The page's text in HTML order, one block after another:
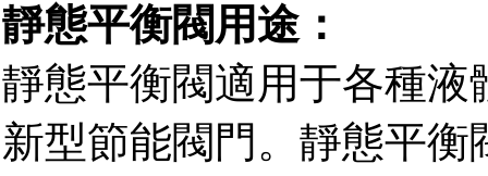
靜態平衡閥用途：
靜態平衡閥適用于各種
新型節能閥門。靜態平